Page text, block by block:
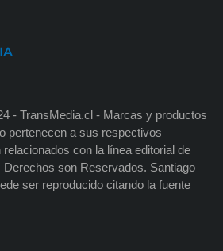
- TransMedia.cl - Marcas y productos
pertenecen a sus respectivos
con la línea editorial de
Derechos son Reservados. Santiago
ser reproducido citando la fuente